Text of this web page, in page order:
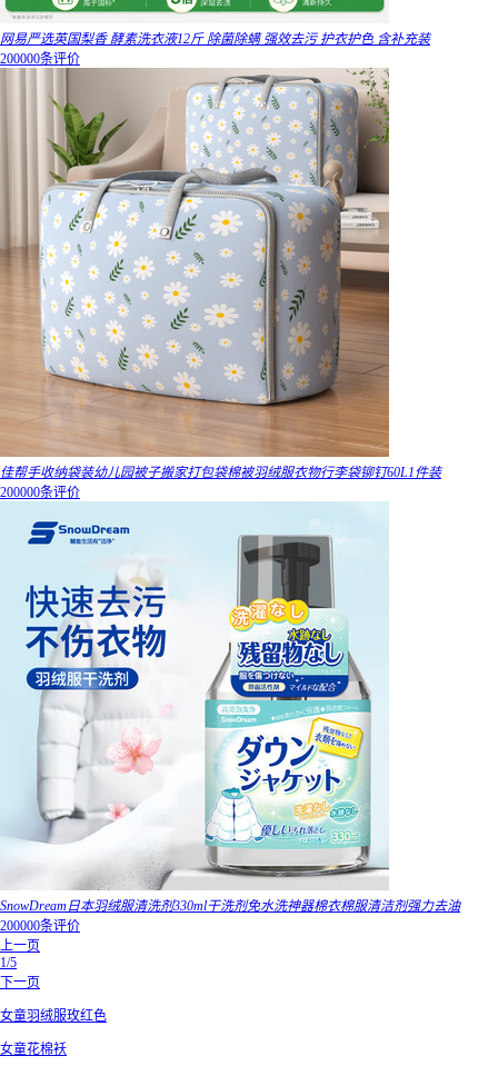
网易严选英国梨香 酵素洗衣液12斤 除菌除螨 强效去污 护衣护色 含补充装
200000条评价
佳帮手收纳袋装幼儿园被子搬家打包袋棉被羽绒服衣物行李袋铆钉60L1件装
200000条评价
SnowDream日本羽绒服清洗剂330ml干洗剂免水洗神器棉衣棉服清洁剂强力去油
200000条评价
上一页
1/5
下一页
女童羽绒服玫红色
女童花棉袄